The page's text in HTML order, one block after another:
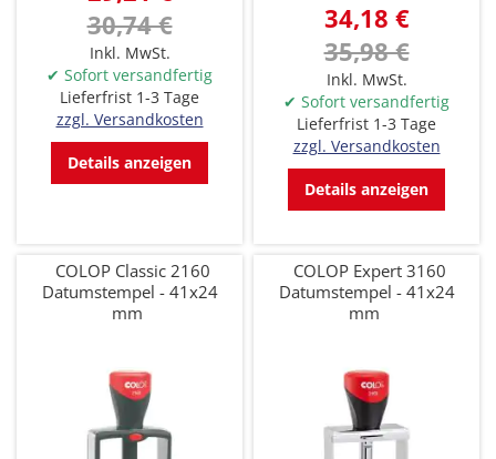
30,74 €
Inkl. MwSt.
✔ Sofort versandfertig
Lieferfrist 1-3 Tage
zzgl. Versandkosten
Details anzeigen
34,18 €
35,98 €
Inkl. MwSt.
✔ Sofort versandfertig
Lieferfrist 1-3 Tage
zzgl. Versandkosten
Details anzeigen
COLOP Classic 2160
Datumstempel - 41x24
mm
COLOP Expert 3160
Datumstempel - 41x24
mm